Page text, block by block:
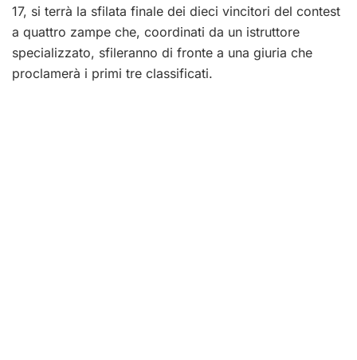
17, si terrà la sfilata finale dei dieci vincitori del contest
a quattro zampe che, coordinati da un istruttore
specializzato, sfileranno di fronte a una giuria che
proclamerà i primi tre classificati.